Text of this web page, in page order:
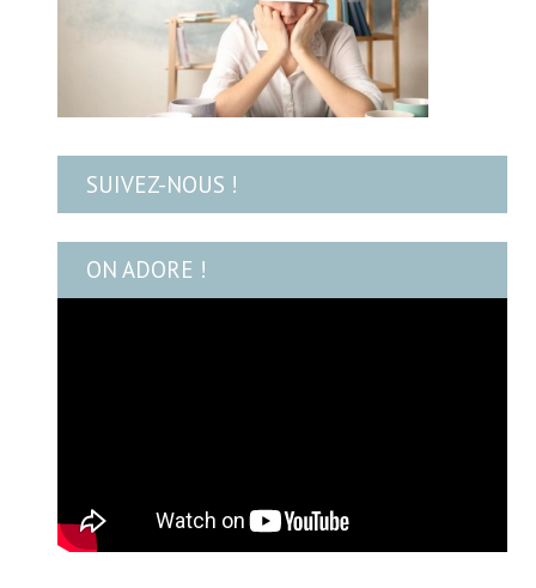
SUIVEZ-NOUS !
ON ADORE !